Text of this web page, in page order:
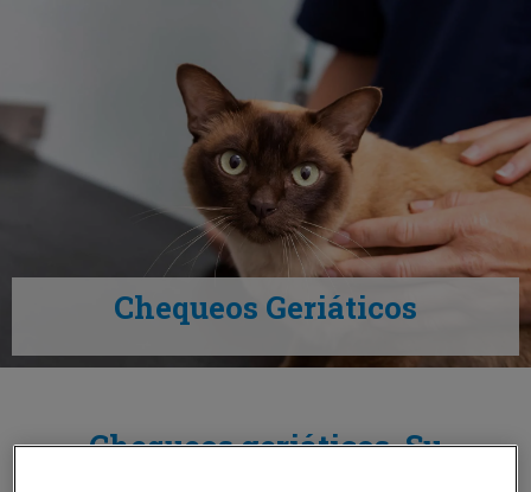
Chequeos Geriáticos
Chequeos geriáticos. Su